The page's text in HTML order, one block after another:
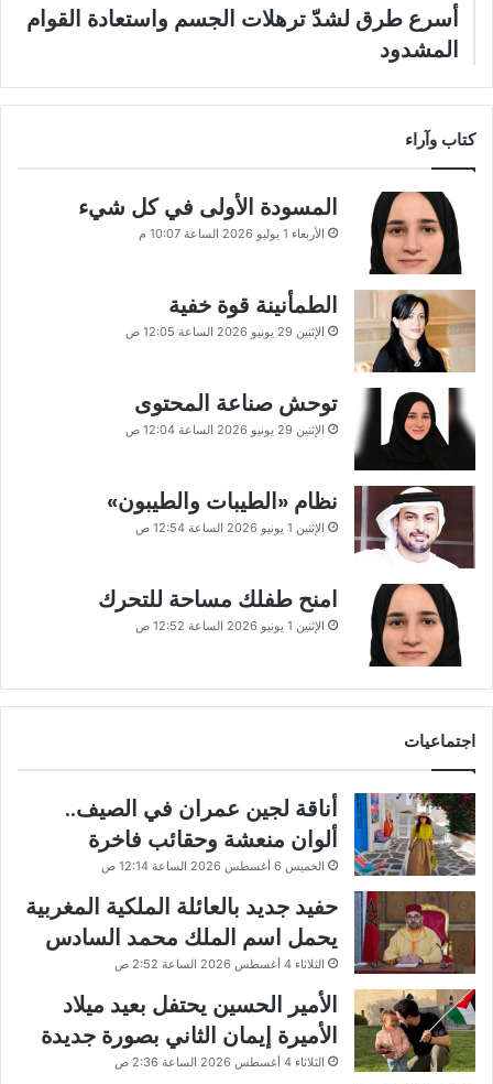
أسرع طرق لشدّ ترهلات الجسم واستعادة القوام
المشدود
كتاب وآراء
المسودة الأولى في كل شيء
الأربعاء 1 يوليو 2026 الساعة 10:07 م
الطمأنينة قوة خفية
الإثنين 29 يونيو 2026 الساعة 12:05 ص
توحش صناعة المحتوى
الإثنين 29 يونيو 2026 الساعة 12:04 ص
نظام «الطيبات والطيبون»
الإثنين 1 يونيو 2026 الساعة 12:54 ص
امنح طفلك مساحة للتحرك
الإثنين 1 يونيو 2026 الساعة 12:52 ص
اجتماعيات
أناقة لجين عمران في الصيف..
ألوان منعشة وحقائب فاخرة
الخميس 6 أغسطس 2026 الساعة 12:14 ص
حفيد جديد بالعائلة الملكية المغربية
يحمل اسم الملك محمد السادس
الثلاثاء 4 أغسطس 2026 الساعة 2:52 ص
الأمير الحسين يحتفل بعيد ميلاد
الأميرة إيمان الثاني بصورة جديدة
الثلاثاء 4 أغسطس 2026 الساعة 2:36 ص